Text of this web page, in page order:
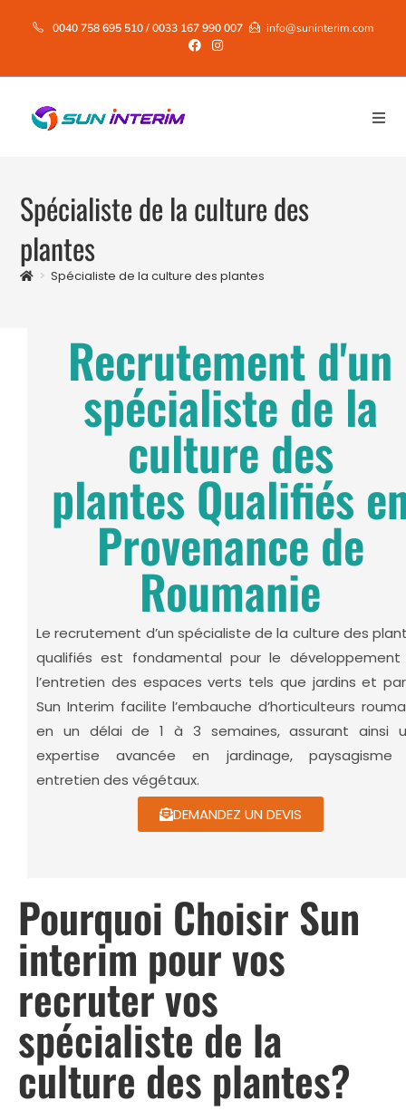
0040 758 695 510 / 0033 167 990 007 info@suninterim.com
Spécialiste de la culture des
plantes
> Spécialiste de la culture des plantes
Recrutement d'un
spécialiste de la
culture des
plantes Qualifiés
Provenance de
Roumanie
Le recrutement d’un spécialiste de la culture des
qualifiés est fondamental pour le
l’entretien des espaces verts tels que jardins et
Sun Interim facilite l’embauche d’horticulteurs
en un délai de 1 à 3 semaines, assurant ainsi
expertise avancée en jardinage,
entretien des végétaux.
DEMANDEZ UN DEVIS
Pourquoi Choisir Sun
interim pour vos
recruter vos
spécialiste de la
culture des plantes?